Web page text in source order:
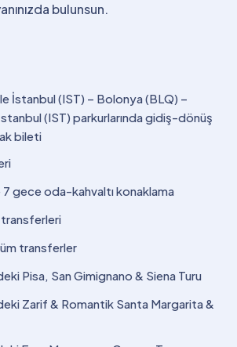
bulunsun.
İstanbul (IST) – Bolonya (BLQ) –
(IST) parkurlarında gidiş-dönüş
bileti
gece oda-kahvaltı konaklama
transferleri
transferler
Pisa, San Gimignano & Siena Turu
Zarif & Romantik Santa Margarita &